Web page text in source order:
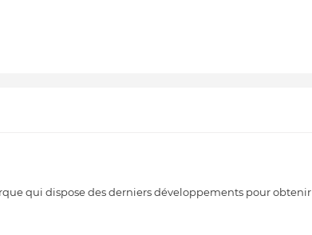
qui dispose des derniers développements pour obtenir